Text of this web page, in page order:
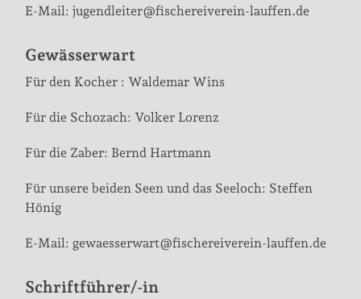
E-Mail: jugendleiter@fischereiverein-lauffen.de
Gewässerwart
Für den Kocher : Waldemar Wins
Für die Schozach: Volker Lorenz
Für die Zaber: Bernd Hartmann
Für unsere beiden Seen und das Seeloch: Steffen
Hönig
E-Mail: gewaesserwart@fischereiverein-lauffen.de
Schriftführer/-in